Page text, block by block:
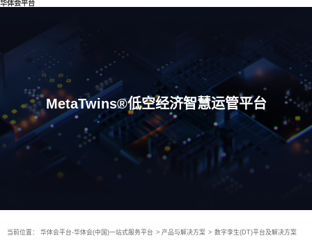
华体会平台
MetaTwins®低空经济智慧运管平台
当前位置： 华体会平台-华体会(中国)一站式服务平台 > 产品与解决方案 > 数字孪生(DT)平台及解决方案